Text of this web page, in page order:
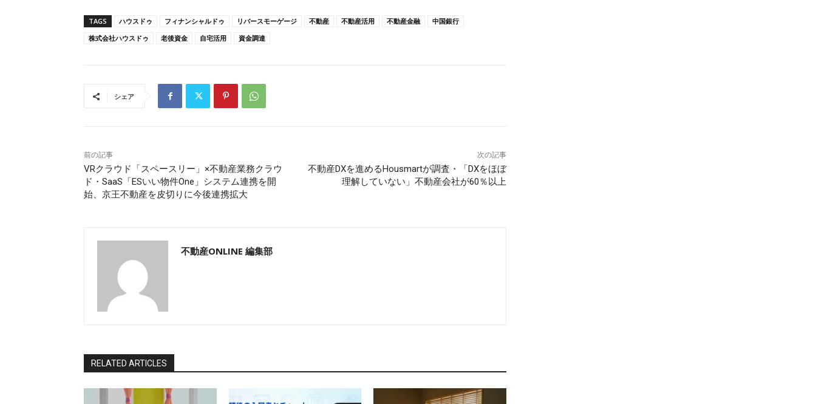
TAGS ハウスドゥ フィナンシャルドゥ リバースモーゲージ 不動産 不動産活用 不動産金融
中国銀行
株式会社ハウスドゥ
老後資金 自宅活用 資金調達
シェア
前の記事
VRクラウド「スペースリー」×不動産業務クラウ
ド・SaaS「ESいい物件One」システム連携を開
始、京王不動産を皮切りに今後連携拡大
次の記事
不動産DXを進めるHousmartが調査・「DXをほぼ
理解していない」不動産会社が60％以上
不動産ONLINE 編集部
RELATED ARTICLES